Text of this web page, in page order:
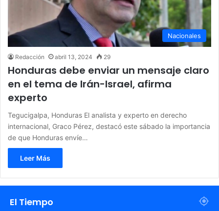
Nacionales
Redacción abril 13, 2024 29
Honduras debe enviar un mensaje claro
en el tema de Irán-Israel, afirma
experto
Tegucigalpa, Honduras El analista y experto en derecho
internacional, Graco Pérez, destacó este sábado la importancia
de que Honduras envíe…
Leer Más
El Tiempo